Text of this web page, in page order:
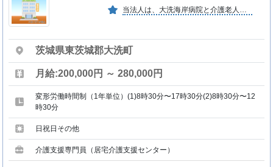
茨城県東茨城郡大洗町
月給:200,000円 ～ 280,000円
変形労働時間制（1年単位）(1)8時30分〜17時30分(2)8時30分〜12
時30分
日祝日その他
介護支援専門員（居宅介護支援センター）